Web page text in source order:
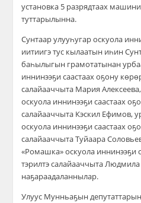
установка 5 разрядтаах
туттарылынна.
Сунтаар улууһугар оскуола
иитиигэ тус кылаатын иһин
баһылыгын грамотатынан
иннинээҕи саастаах оҕону
салайааччыта Мария
оскуола иннинээҕи саастаах
салайааччыта Кэскил Ефимов,
оскуола иннинээҕи саастаах
салайааччыта Туйаара
«Ромашка» оскуола иннинээҕи
тэрилтэ салайааччыта
наҕараадаланнылар.
Улуус Мунньаҕын